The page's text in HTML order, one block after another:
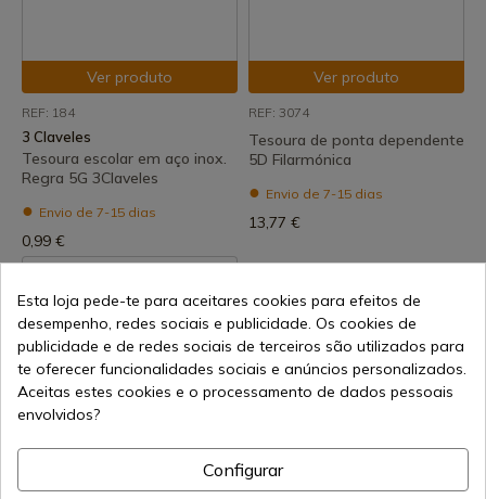
Ver produto
REF: 184
3 Claveles
Tesoura escolar em aço inox.
Regra 5G 3Claveles
Envio de 7-15 dias
0,99 €
Ver produto
REF: 3074
Tesoura de ponta dependente
5D Filarmónica
Envio de 7-15 dias
13,77 €
Ver produto
Esta loja pede-te para aceitares cookies para efeitos de
desempenho, redes sociais e publicidade. Os cookies de
publicidade e de redes sociais de terceiros são utilizados para
te oferecer funcionalidades sociais e anúncios personalizados.
Aceitas estes cookies e o processamento de dados pessoais
envolvidos?
Configurar